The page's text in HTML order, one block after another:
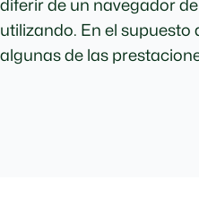
diferir de un navegador
utilizando. En el
algunas de las